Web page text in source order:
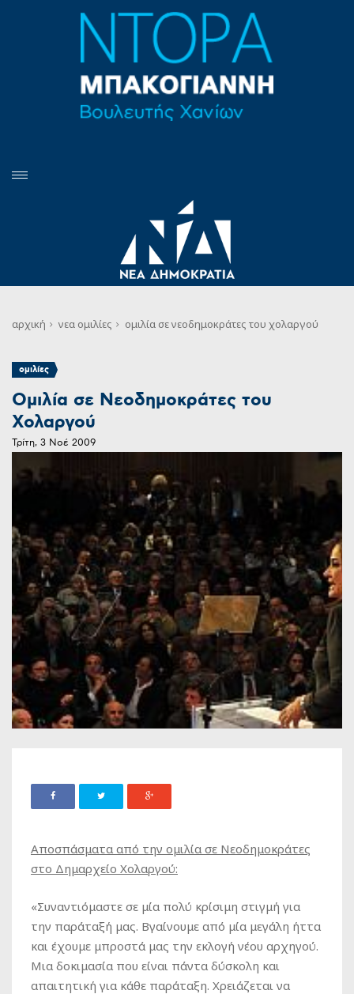
αρχική νεα ομιλίες ομιλία σε νεοδημοκράτες του χολαργού
ομιλίες
Ομιλία σε Νεοδημοκράτες του
Χολαργού
Τρίτη, 3 Νοέ 2009
Αποσπάσματα από την ομιλία σε Νεοδημοκράτες
στο Δημαρχείο Χολαργού:
«Συναντιόμαστε σε μία πολύ κρίσιμη στιγμή για
την παράταξή μας. Βγαίνουμε από μία μεγάλη ήττα
και έχουμε μπροστά μας την εκλογή νέου αρχηγού.
Μια δοκιμασία που είναι πάντα δύσκολη και
απαιτητική για κάθε παράταξη. Χρειάζεται να